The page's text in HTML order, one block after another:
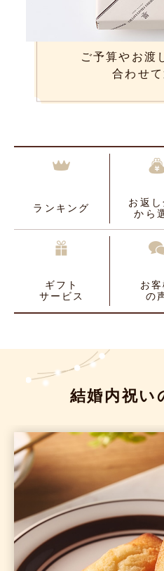
ご予算やお渡
合わせ
ランキング
お返し
から
ギフト
サービス
お客
の
結婚内祝い